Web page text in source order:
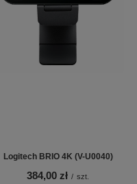
Logitech BRIO 4K (V-U0040)
384,00 zł / szt.